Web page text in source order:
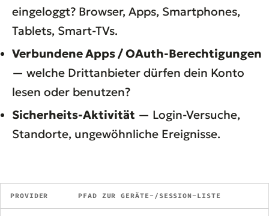
eingeloggt? Browser, Apps, Smartphones,
Tablets, Smart-TVs.
Verbundene Apps / OAuth-Berechtigungen
— welche Drittanbieter dürfen dein Konto
lesen oder benutzen?
Sicherheits-Aktivität — Login-Versuche,
Standorte, ungewöhnliche Ereignisse.
PROVIDER PFAD ZUR GERÄTE-/SESSION-LISTE